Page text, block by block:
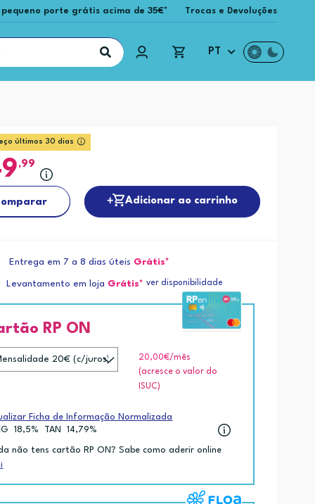
porte grátis acima de 35€* Trocas e Devoluções
PT
últimos 30 dias
,99
Adicionar ao carrinho
Entrega em 7 a 8 dias úteis Grátis*
Levantamento em loja Grátis* ver disponibilidade
RP ON
20,00€/mês
(acresce o valor do
ISUC)
Ficha de Informação Normalizada
18,5% TAN 14,79%
não tens cartão RP ON? Sabe como aderir online